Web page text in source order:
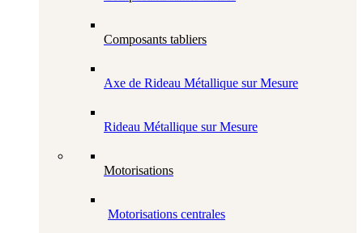
Composants tabliers
Axe de Rideau Métallique sur Mesure
Rideau Métallique sur Mesure
Motorisations
Motorisations centrales